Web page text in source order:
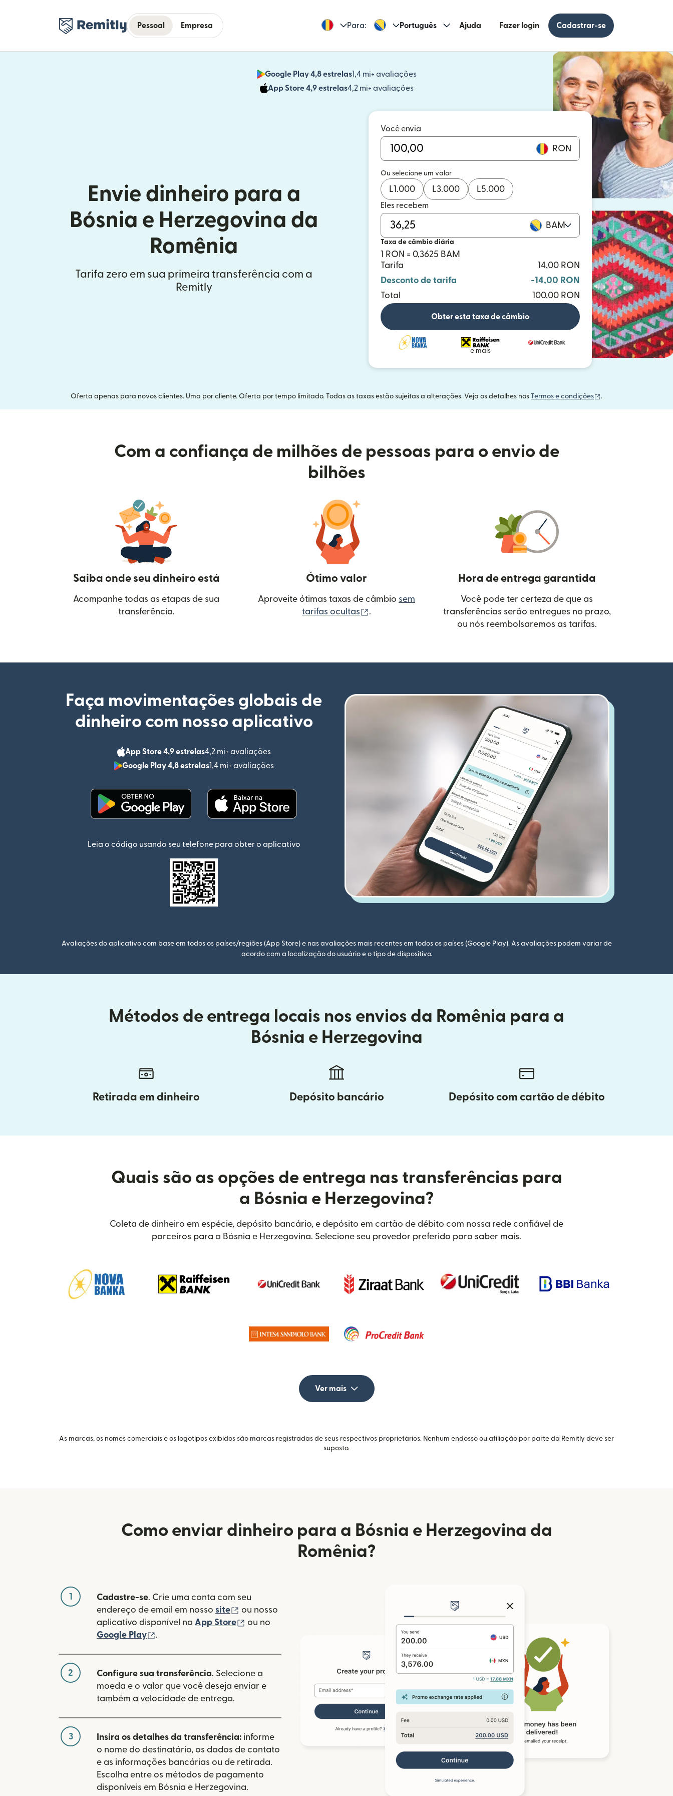
Pessoal Empresa Para: Português Ajuda Fazer login Cadastrar-se
Google Play 4,8 estrelas1,4 mi+ avaliações
(abre em uma nova janela)
App Store 4,9 estrelas4,2 mi+ avaliações
(abre em uma nova janela)
Envie dinheiro para a
Bósnia e Herzegovina da
Romênia
Tarifa zero em sua primeira transferência com a
Remitly
Você envia
RON
Ou selecione um valor
L1.000 L3.000 L5.000
Eles recebem
BAM
Taxa de câmbio diária
1 RON = 0,3625 BAM
Tarifa
14,00 RON
Desconto de tarifa
-14,00 RON
Total
100,00 RON
Obter esta taxa de câmbio
e mais
Oferta apenas para novos clientes. Uma por cliente. Oferta por tempo limitado. Todas as taxas estão sujeitas a alterações. Veja os detalhes nos Termos e condições (abre em uma nova
.
Com a confiança de milhões de pessoas para o envio de
bilhões
Saiba onde seu dinheiro está
Acompanhe todas as etapas de sua
transferência.
Ótimo valor
Aproveite ótimas taxas de câmbio sem
tarifas ocultas
(abre em uma nova janela)
.
Hora de entrega garantida
Você pode ter certeza de que as
transferências serão entregues no prazo,
ou nós reembolsaremos as tarifas.
Faça movimentações globais de
dinheiro com nosso aplicativo
App Store 4,9 estrelas4,2 mi+ avaliações
(abre em uma nova janela)
Google Play 4,8 estrelas1,4 mi+ avaliações
(abre em uma nova janela)
Leia o código usando seu telefone para obter o aplicativo
Avaliações do aplicativo com base em todos os países/regiões (App Store) e nas avaliações mais recentes em todos os países (Google Play). As avaliações podem variar de
acordo com a localização do usuário e o tipo de dispositivo.
Métodos de entrega locais nos envios da Romênia para a
Bósnia e Herzegovina
Retirada em dinheiro Depósito bancário Depósito com cartão de débito
Quais são as opções de entrega nas transferências para
a Bósnia e Herzegovina?
Coleta de dinheiro em espécie, depósito bancário, e depósito em cartão de débito com nossa rede confiável de
parceiros para a Bósnia e Herzegovina. Selecione seu provedor preferido para saber mais.
Ver mais
As marcas, os nomes comerciais e os logotipos exibidos são marcas registradas de seus respectivos proprietários. Nenhum endosso ou afiliação por parte da Remitly deve ser
suposto.
Como enviar dinheiro para a Bósnia e Herzegovina da
Romênia?
1 Cadastre-se. Crie uma conta com seu
endereço de email em nosso site (abre em uma nova janela)
ou nosso
aplicativo disponível na App Store (abre em uma nova janela)
ou no
Google Play
.
2 Configure sua transferência. Selecione a
moeda e o valor que você deseja enviar e
também a velocidade de entrega.
3 Insira os detalhes da transferência: informe
o nome do destinatário, os dados de contato
e as informações bancárias ou de retirada.
Escolha entre os métodos de pagamento
disponíveis em Bósnia e Herzegovina.